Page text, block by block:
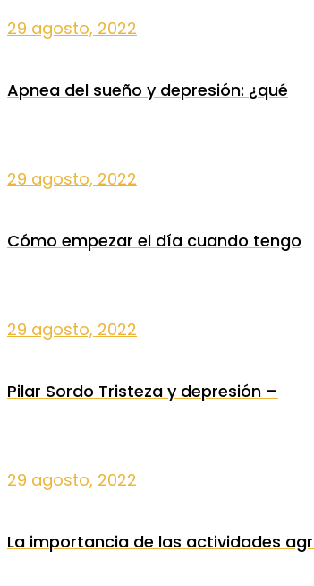
29 agosto, 2022
Apnea del sueño y depresión: ¿qué
29 agosto, 2022
Cómo empezar el día cuando tengo
29 agosto, 2022
Pilar Sordo Tristeza y depresión –
29 agosto, 2022
La importancia de las actividades